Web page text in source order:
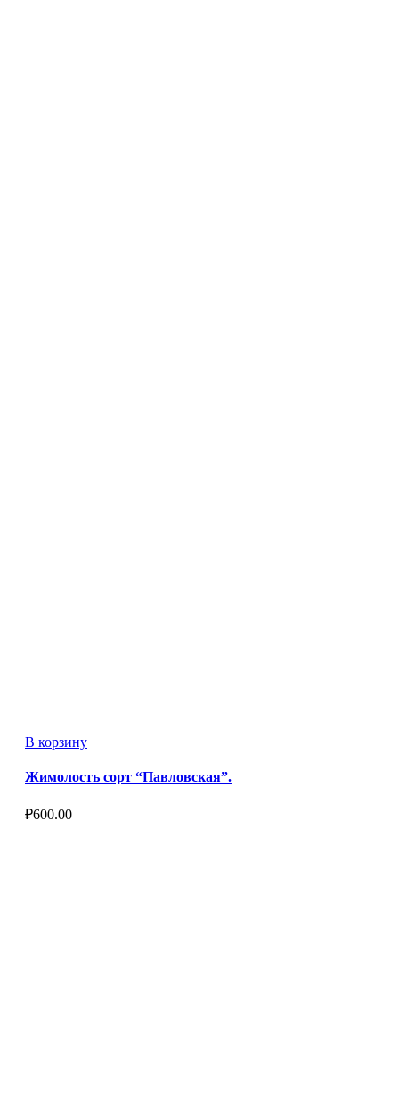
В корзину
Жимолость сорт “Павловская”.
₽600.00